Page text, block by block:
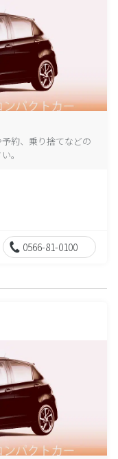
約、乗り捨てなどの
。
0566-81-0100